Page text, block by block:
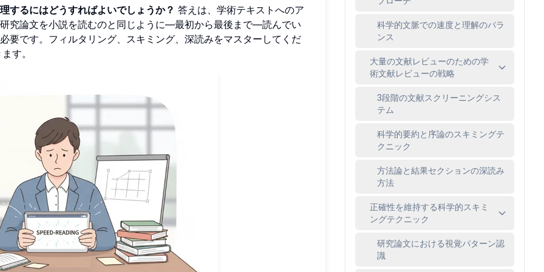
するにはどうすればよいでしょうか？ 答えは、学術テキストへのア
究論文を小説を読むのと同じように—最初から最後まで—読んでい
要です。フィルタリング、スキミング、深読みをマスターしてくだ
す。
科学的文脈での速度と理解のバラ
ンス
大量の文献レビューのための学
術文献レビューの戦略
3段階の文献スクリーニングシス
テム
科学的要約と序論のスキミングテ
クニック
方法論と結果セクションの深読み
方法
正確性を維持する科学的スキミ
ングテクニック
研究論文における視覚パターン認
識